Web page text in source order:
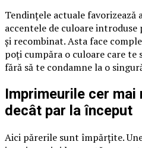
Tendințele actuale favorizează
accentele de culoare
și recombinat. Asta face
poți cumpăra o culoare care
fără să te condamne la o
Imprimeurile cer mai
decât par la început
Aici părerile sunt împărțite.